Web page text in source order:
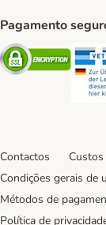
Pagamento
Contactos
Condições gerais de
Métodos de
Política de